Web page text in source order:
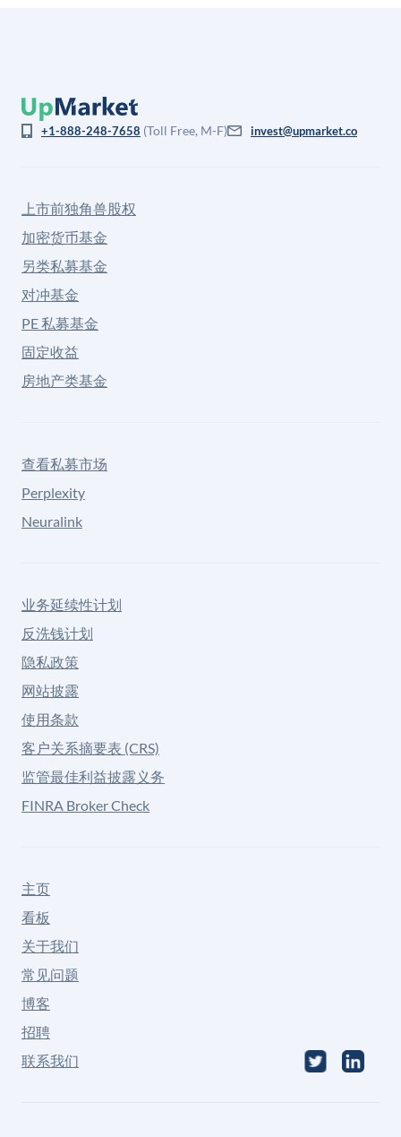
+1-888-248-7658 (Toll Free, M-F) invest@upmarket.co
上市前独角兽股权
加密货币基金
另类私募基金
对冲基金
PE 私募基金
固定收益
房地产类基金
查看私募市场
Perplexity
Neuralink
业务延续性计划
反洗钱计划
隐私政策
网站披露
使用条款
客户关系摘要表 (CRS)
监管最佳利益披露义务
FINRA Broker Check
主页
看板
关于我们
常见问题
博客
招聘
联系我们